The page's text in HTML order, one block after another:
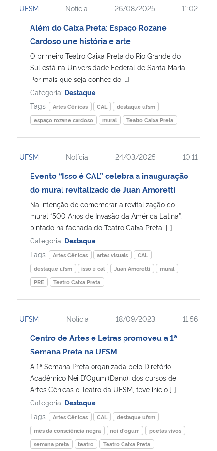
Ministério da Cidadania
Ministério de Minas e Energia
Ministério da Ciência, Tecnologia, Inovações e Comunicações
Ministério do Meio Ambiente
Ministério do Turismo
Ministério do Desenvolvimento Regional
Controladoria-Geral da União
Ministério da Mulher, da Família e dos Direitos Humanos
Secretaria-Geral
Secretaria de Governo
Advocacia-Geral da União
Banco Central do Brasil
UFSM Notícia 26/08/2025 11:02
Além do Caixa Preta: Espaço Rozane
Cardoso une história e arte
O primeiro Teatro Caixa Preta do Rio Grande do
Sul está na Universidade Federal de Santa Maria.
Por mais que seja conhecido […]
Categoria: Destaque
Tags:
Artes Cênicas CAL
destaque ufsm
espaço rozane cardoso
mural Teatro Caixa Preta
UFSM Notícia 24/03/2025 10:11
Evento “Isso é CAL” celebra a inauguração
do mural revitalizado de Juan Amoretti
Na intenção de comemorar a revitalização do
mural “500 Anos de Invasão da América Latina”,
pintado na fachada do Teatro Caixa Preta, […]
Categoria: Destaque
Tags:
Artes Cênicas artes visuais
CAL
destaque ufsm
isso é cal Juan Amoretti
mural
PRE
Teatro Caixa Preta
UFSM Notícia 18/09/2023 11:56
Centro de Artes e Letras promoveu a 1ª
Semana Preta na UFSM
A 1ª Semana Preta organizada pelo Diretório
Acadêmico Nei D’Ogum (Dano), dos cursos de
Artes Cênicas e Teatro da UFSM, teve início […]
Categoria: Destaque
Tags:
Artes Cênicas CAL
destaque ufsm
mês da consciência negra
nei d'ogum
poetas vivos
semana preta
teatro Teatro Caixa Preta